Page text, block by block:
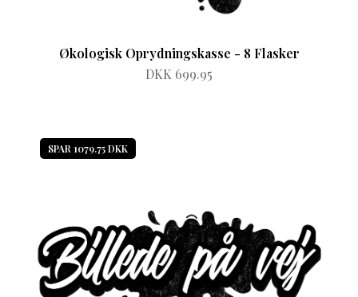
Økologisk Oprydningskasse - 8 Flasker
DKK 699.95
SPAR 1079.75 DKK